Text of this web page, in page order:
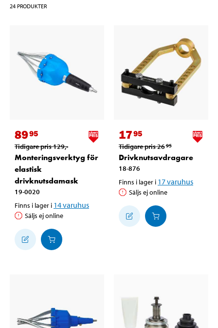
24 PRODUKTER
8995
Tidigare pris129,-
Monteringsverktyg för
elastisk
drivknutsdamask
19-0020
Finns i lager i 14varuhus
Säljs ej online
1795
Tidigare pris2695
Drivknutsavdragare
18-876
Finns i lager i 17varuhus
Säljs ej online